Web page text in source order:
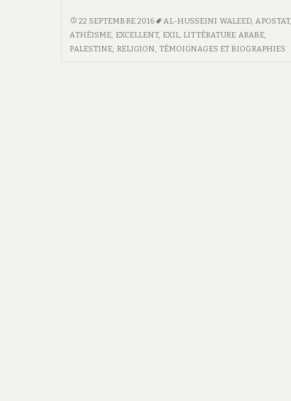
Les
prisons
d’Allah
BLASPHÉMATEUR
!
LES
22 SEPTEMBRE 2016 AL-HUSSEINI WALEED APOSTAT,
ATHÉISME EXCELLENT, EXIL LITTÉRATURE ARABE
PALESTINE RELIGION TÉMOIGNAGES ET BIOGRAPHIES